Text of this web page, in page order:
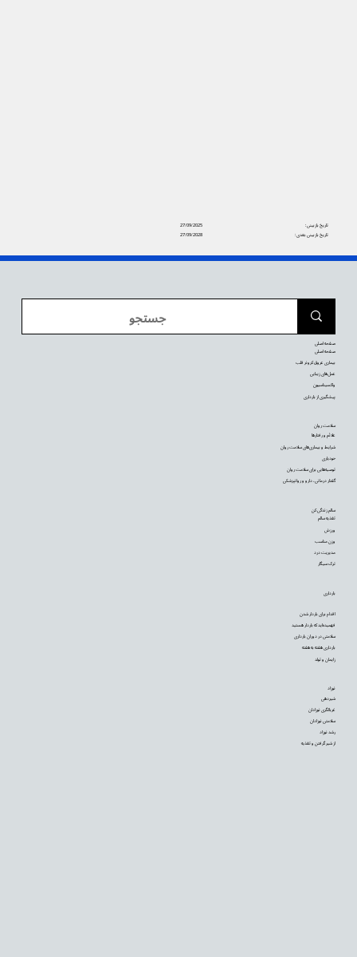
27/09/2025
تاریخ بازبینی:
27/09/2028
تاریخ بازبینی بعدی:
نوزاد
شیردهی
غربالگری نوزادان
سلامتی نوزادان
رشد نوزاد
از شیر گرفتن و تغذیه
بارداری
اقدام برای باردار شدن
فهمیده‌اید که باردار هستید
سلامتی در دوران بارداری
بارداری هفته به هفته
زایمان و تولد
سالم زندگی کن
تغذیه سالم
ورزش
وزن مناسب
مدیریت درد
ترک سیگار
سلامت روان
علائم و رفتارها
شرایط و بیماری‌های سلامت روان
خودیاری
توصیه‌‌هایی برای سلامت روان
گفتار درمانی، دارو و روانپزشکی
صفحه اصلی
صفحه اصلی
بیماری عروق کرونر قلب
عمل‌های زیبایی
واکسیناسیون
پیشگیری از بارداری